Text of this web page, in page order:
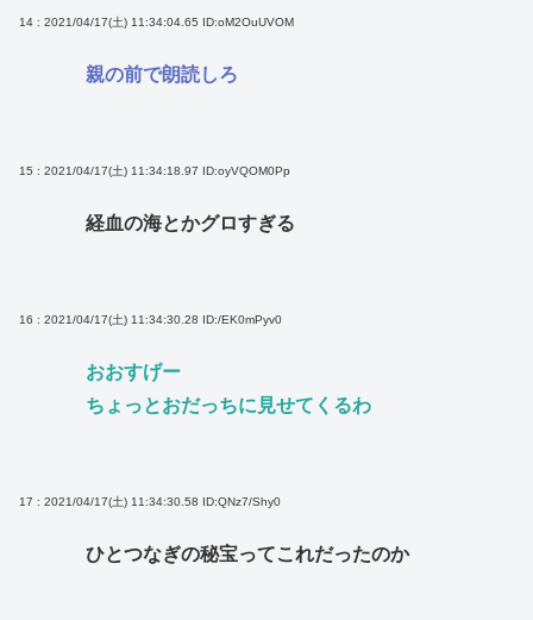
14 : 2021/04/17(土) 11:34:04.65 ID:oM2OuUVOM
親の前で朗読しろ
15 : 2021/04/17(土) 11:34:18.97 ID:oyVQOM0Pp
経血の海とかグロすぎる
16 : 2021/04/17(土) 11:34:30.28 ID:/EK0mPyv0
おおすげー
ちょっとおだっちに見せてくるわ
17 : 2021/04/17(土) 11:34:30.58 ID:QNz7/Shy0
ひとつなぎの秘宝ってこれだったのか